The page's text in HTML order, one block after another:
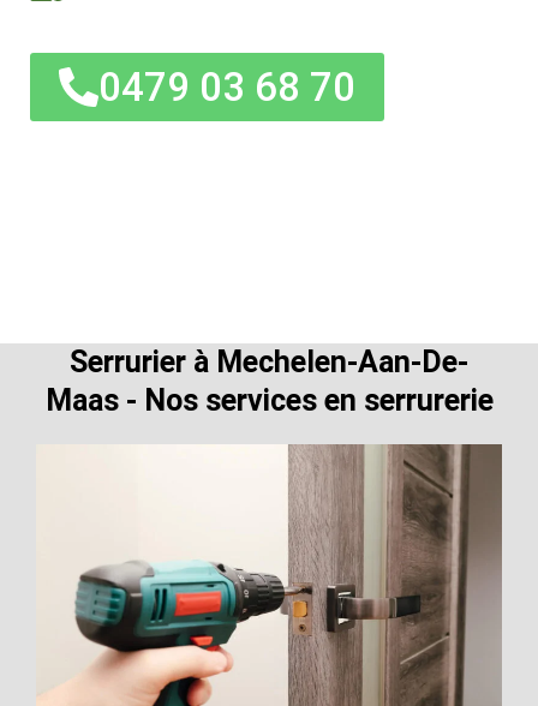
0479 03 68 70
Serrurier à Mechelen-Aan-De-
Maas - Nos services en serrurerie